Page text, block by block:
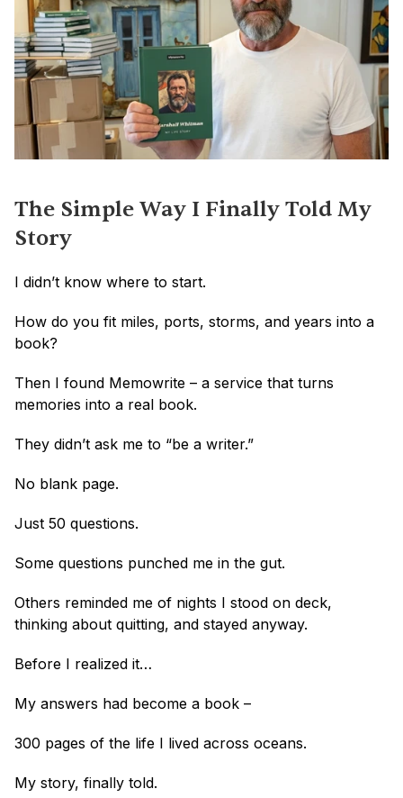
The Simple Way I Finally Told My
Story
I didn’t know where to start.
How do you fit miles, ports, storms, and years into a
book?
Then I found Memowrite – a service that turns
memories into a real book.
They didn’t ask me to “be a writer.”
No blank page.
Just 50 questions.
Some questions punched me in the gut.
Others reminded me of nights I stood on deck,
thinking about quitting, and stayed anyway.
Before I realized it…
My answers had become a book –
300 pages of the life I lived across oceans.
My story, finally told.